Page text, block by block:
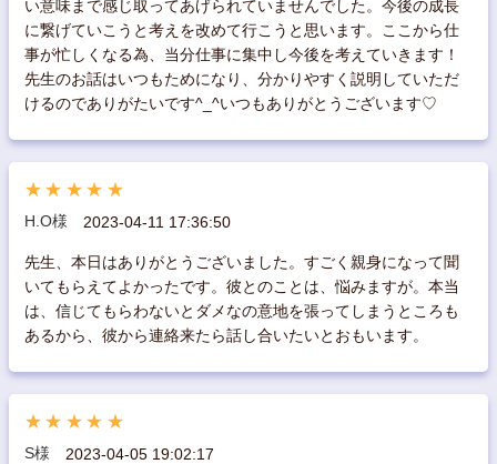
い意味まで感じ取ってあげられていませんでした。今後の成長
に繋げていこうと考えを改めて行こうと思います。ここから仕
事が忙しくなる為、当分仕事に集中し今後を考えていきます！
先生のお話はいつもためになり、分かりやすく説明していただ
けるのでありがたいです^_^いつもありがとうございます♡
★★★★★
H.O様 2023-04-11 17:36:50
先生、本日はありがとうございました。すごく親身になって聞
いてもらえてよかったです。彼とのことは、悩みますが。本当
は、信じてもらわないとダメなの意地を張ってしまうところも
あるから、彼から連絡来たら話し合いたいとおもいます。
★★★★★
S様 2023-04-05 19:02:17